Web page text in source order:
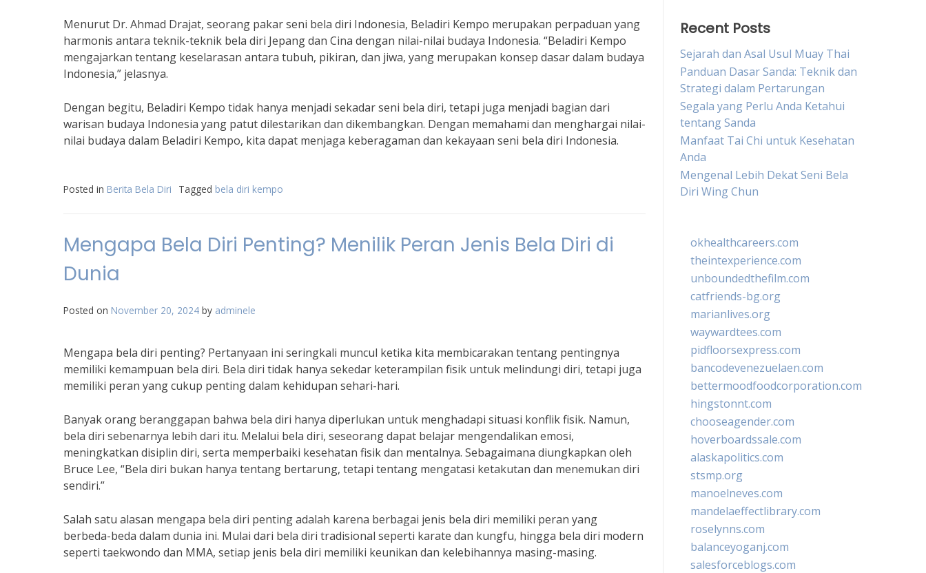
Menurut Dr. Ahmad Drajat, seorang pakar seni bela diri Indonesia, Beladiri Kempo merupakan perpaduan yang
harmonis antara teknik-teknik bela diri Jepang dan Cina dengan nilai-nilai budaya Indonesia. “Beladiri Kempo
mengajarkan tentang keselarasan antara tubuh, pikiran, dan jiwa, yang merupakan konsep dasar dalam budaya
Indonesia,” jelasnya.
Dengan begitu, Beladiri Kempo tidak hanya menjadi sekadar seni bela diri, tetapi juga menjadi bagian dari
warisan budaya Indonesia yang patut dilestarikan dan dikembangkan. Dengan memahami dan menghargai nilai-
nilai budaya dalam Beladiri Kempo, kita dapat menjaga keberagaman dan kekayaan seni bela diri Indonesia.
Posted in Berita Bela Diri Tagged bela diri kempo
Mengapa Bela Diri Penting? Menilik Peran Jenis Bela Diri di
Dunia
Posted on November 20, 2024 by adminele
Mengapa bela diri penting? Pertanyaan ini seringkali muncul ketika kita membicarakan tentang pentingnya
memiliki kemampuan bela diri. Bela diri tidak hanya sekedar keterampilan fisik untuk melindungi diri, tetapi juga
memiliki peran yang cukup penting dalam kehidupan sehari-hari.
Banyak orang beranggapan bahwa bela diri hanya diperlukan untuk menghadapi situasi konflik fisik. Namun,
bela diri sebenarnya lebih dari itu. Melalui bela diri, seseorang dapat belajar mengendalikan emosi,
meningkatkan disiplin diri, serta memperbaiki kesehatan fisik dan mentalnya. Sebagaimana diungkapkan oleh
Bruce Lee, “Bela diri bukan hanya tentang bertarung, tetapi tentang mengatasi ketakutan dan menemukan diri
sendiri.”
Salah satu alasan mengapa bela diri penting adalah karena berbagai jenis bela diri memiliki peran yang
berbeda-beda dalam dunia ini. Mulai dari bela diri tradisional seperti karate dan kungfu, hingga bela diri modern
seperti taekwondo dan MMA, setiap jenis bela diri memiliki keunikan dan kelebihannya masing-masing.
Recent Posts
Sejarah dan Asal Usul Muay Thai
Panduan Dasar Sanda: Teknik dan
Strategi dalam Pertarungan
Segala yang Perlu Anda Ketahui
tentang Sanda
Manfaat Tai Chi untuk Kesehatan
Anda
Mengenal Lebih Dekat Seni Bela
Diri Wing Chun
okhealthcareers.com
theintexperience.com
unboundedthefilm.com
catfriends-bg.org
marianlives.org
waywardtees.com
pidfloorsexpress.com
bancodevenezuelaen.com
bettermoodfoodcorporation.com
hingstonnt.com
chooseagender.com
hoverboardssale.com
alaskapolitics.com
stsmp.org
manoelneves.com
mandelaeffectlibrary.com
roselynns.com
balanceyoganj.com
salesforceblogs.com